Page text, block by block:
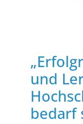
und
bedarf